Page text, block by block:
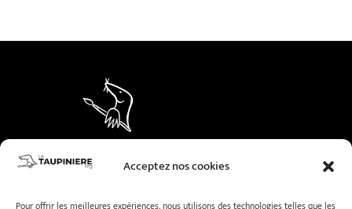
Acceptez nos cookies
Pour offrir les meilleures expériences, nous utilisons des technologies telles que les
© LaTaupiniere.org –